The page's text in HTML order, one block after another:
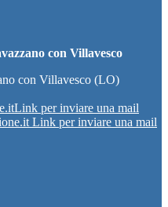
con Villavesco
con Villavesco (LO)
Link per inviare una mail
Link per inviare una mail